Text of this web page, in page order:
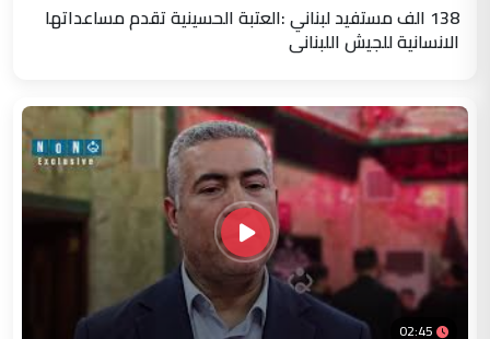
138 الف مستفيد لبناني :العتبة الحسينية تقدم مساعداتها
الانسانية للجيش اللبناني
02:45